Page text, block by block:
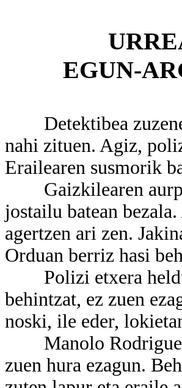
EGUN-
Detektibea
nahi zituen. Agiz,
Erailearen susmorik
Gaizkilearen
jostailu batean
agertzen ari zen.
Orduan berriz hasi
Polizi etxera heldu
behintzat, ez zuen
noski, ile eder,
Manolo Rodriguez
zuen hura ezagun.